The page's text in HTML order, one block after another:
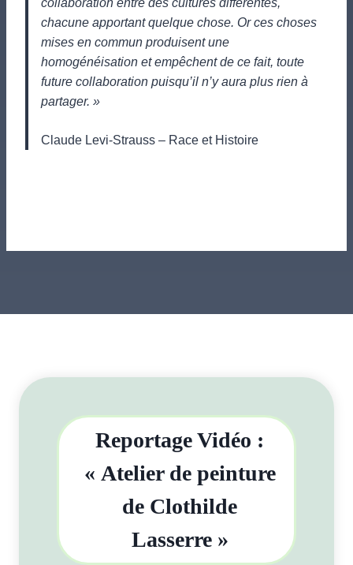
collaboration entre des cultures différentes,
chacune apportant quelque chose. Or ces choses
mises en commun produisent une
homogénéisation et empêchent de ce fait, toute
future collaboration puisqu’il n’y aura plus rien à
partager. »
Claude Levi-Strauss – Race et Histoire
Reportage Vidéo :
« Atelier de peinture
de Clothilde
Lasserre »